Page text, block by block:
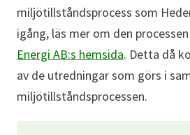
miljötillståndsprocess som
igång, läs mer om den
Energi AB:s hemsida. Detta då
av de utredningar som görs i
miljötillståndsprocessen.